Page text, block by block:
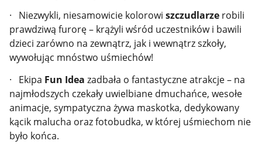
· Niezwykli, niesamowicie kolorowi szczudlarzerobili
prawdziwą furorę – krążyli wśród uczestników i bawili
dzieci zarówno na zewnątrz, jak i wewnątrz szkoły,
wywołując mnóstwo uśmiechów!
· Ekipa Fun Idea zadbała o fantastyczne atrakcje – na
najmłodszych czekały uwielbiane dmuchańce, wesołe
animacje, sympatyczna żywa maskotka, dedykowany
kącik malucha oraz fotobudka, w której uśmiechom nie
było końca.